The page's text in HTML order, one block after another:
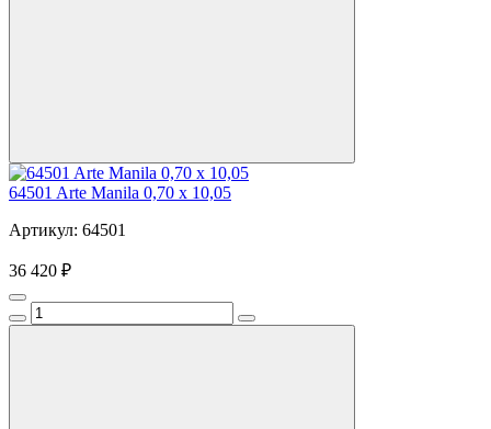
64501 Arte Manila 0,70 х 10,05
Артикул: 64501
36 420 ₽